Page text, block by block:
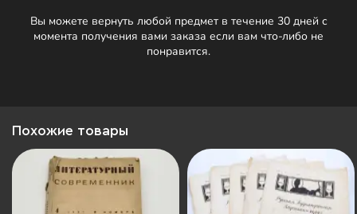
Вы можете вернуть любой предмет в течение 30 дней с
момента получения вами заказа если вам что-либо не
понравится.
Похожие товары